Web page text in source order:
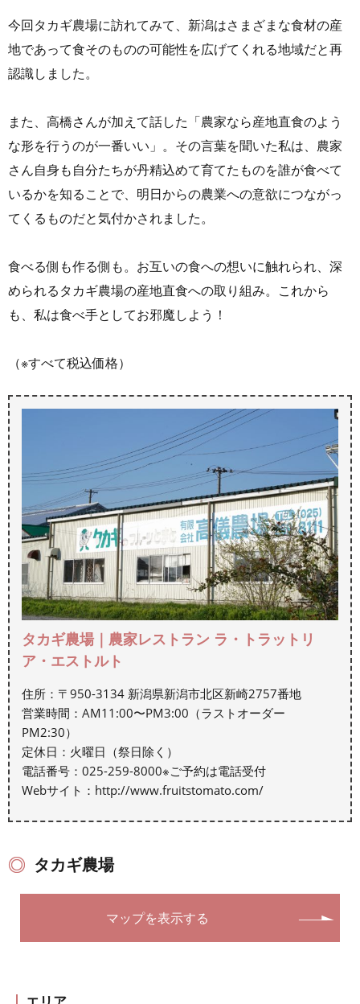
今回タカギ農場に訪れてみて、新潟はさまざまな食材の産
地であって食そのものの可能性を広げてくれる地域だと再
認識しました。
また、高橋さんが加えて話した「農家なら産地直食のよう
な形を行うのが一番いい」。その言葉を聞いた私は、農家
さん自身も自分たちが丹精込めて育てたものを誰が食べて
いるかを知ることで、明日からの農業への意欲につながっ
てくるものだと気付かされました。
食べる側も作る側も。お互いの食への想いに触れられ、深
められるタカギ農場の産地直食への取り組み。これから
も、私は食べ手としてお邪魔しよう！
（※すべて税込価格）
タカギ農場｜農家レストラン ラ・トラットリ
ア・エストルト
住所：〒950-3134 新潟県新潟市北区新崎2757番地
営業時間：AM11:00〜PM3:00（ラストオーダー
PM2:30）
定休日：火曜日（祭日除く）
電話番号：025-259-8000※ご予約は電話受付
Webサイト：http://www.fruitstomato.com/
タカギ農場
マップを表示する